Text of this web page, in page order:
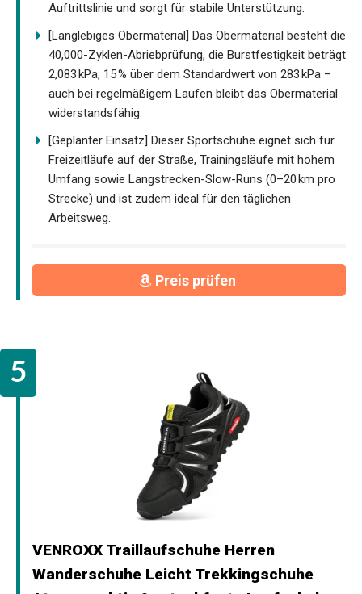
Auftrittslinie und sorgt für stabile Unterstützung.
[Langlebiges Obermaterial] Das Obermaterial besteht die
40,000-Zyklen-Abriebprüfung, die Burstfestigkeit beträgt
2,083 kPa, 15 % über dem Standardwert von 283 kPa –
auch bei regelmäßigem Laufen bleibt das Obermaterial
widerstandsfähig.
[Geplanter Einsatz] Dieser Sportschuhe eignet sich für
Freizeitläufe auf der Straße, Trainingsläufe mit hohem
Umfang sowie Langstrecken-Slow-Runs (0–20 km pro
Strecke) und ist zudem ideal für den täglichen
Arbeitsweg.
Preis prüfen
VENROXX Traillaufschuhe Herren
Wanderschuhe Leicht Trekkingschuhe